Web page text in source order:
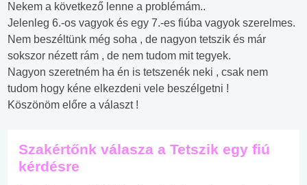
Nekem a következő lenne a problémám..
Jelenleg 6.-os vagyok és egy 7.-es fiúba vagyok szerelmes.
Nem beszéltünk még soha , de nagyon tetszik és már
sokszor nézett rám , de nem tudom mit tegyek.
Nagyon szeretném ha én is tetszenék neki , csak nem
tudom hogy kéne elkezdeni vele beszélgetni !
Köszönöm előre a választ !
Szakértőnk válasza a Tetszik egy fiú
kérdésre